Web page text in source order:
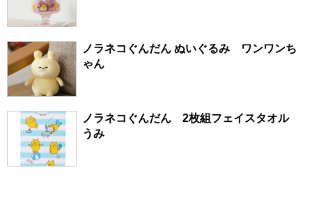
ノラネコぐんだん ぬいぐるみ ワンワンち
ゃん
ノラネコぐんだん 2枚組フェイスタオル
うみ